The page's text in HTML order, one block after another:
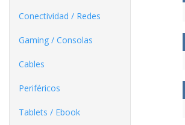
Conectividad / Redes
Gaming / Consolas
Cables
Periféricos
Tablets / Ebook